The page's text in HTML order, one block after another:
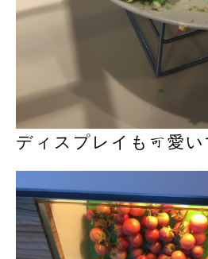
ディスプレイも可愛い